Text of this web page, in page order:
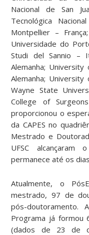
Nacional de San
Tecnológica
Montpellier –
Universidade do
Studi del Sannio –
Alemanha; University
Alemanha;
Wayne State
College of
proporcionou o
da CAPES no
Mestrado e
UFSC
permanece até os
Atualmente, o
mestrado, 97 de
pós-doutoramento.
Programa já formou
(dados de 23 de